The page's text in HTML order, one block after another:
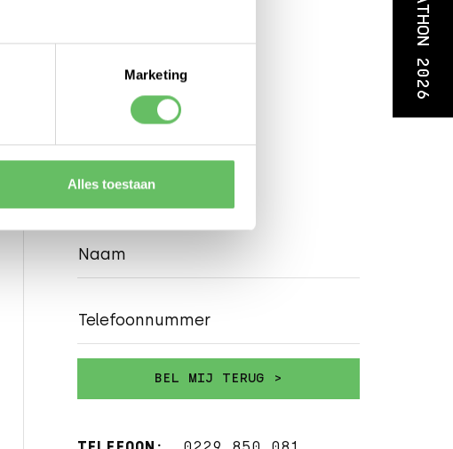
Marketing
Alles toestaan
in dit artikel.
Naam
Telefoonnummer